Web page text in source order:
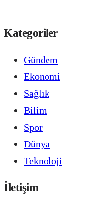
Kategoriler
Gündem
Ekonomi
Sağlık
Bilim
Spor
Dünya
Teknoloji
İletişim